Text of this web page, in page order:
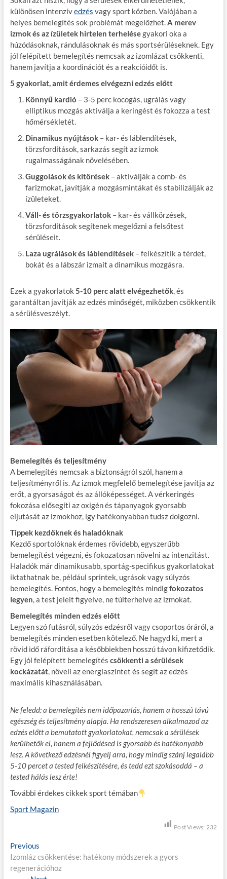
különösen intenzívedzés vagy sport közben. Valójában a
helyes bemelegítés sok problémát megelőzhet.A merev
izmok és az ízületek hirtelen terhelésegyakori oka a
húzódásoknak, rándulásoknak és más sportsérüléseknek. Egy
jól felépített bemelegítés nemcsak az izomlázat csökkenti,
hanem javítja a koordinációt és a reakcióidőt is.
5 gyakorlat, amit érdemes elvégezni edzés előtt
Könnyű kardió – 3-5 perc kocogás, ugrálás vagy
elliptikus mozgás aktiválja a keringést és fokozza a test
hőmérsékletét.
Dinamikus nyújtások– kar- és láblendítések,
törzsfordítások, sarkazás segít az izmok
rugalmasságának növelésében.
Guggolások és kitörések– aktiválják a comb- és
farizmokat, javítják a mozgásmintákat és stabilizálják az
ízületeket.
Váll- és törzsgyakorlatok– kar- és vállkörzések,
törzsfordítások segítenek megelőzni a felsőtest
sérüléseit.
Laza ugrálások és láblendítések– felkészítik a térdet,
bokát és a lábszár izmait a dinamikus mozgásra.
Ezek a gyakorlatok 5-10 perc alatt elvégezhetők, és
garantáltan javítják az edzés minőségét, miközben csökkentik
a sérülésveszélyt.
Bemelegítés és teljesítmény
A bemelegítés nemcsak a biztonságról szól, hanem a
teljesítményről is. Az izmok megfelelő bemelegítése javítja az
erőt, a gyorsaságot és az állóképességet. A vérkeringés
fokozása elősegíti az oxigén és tápanyagok gyorsabb
eljutását az izmokhoz, így hatékonyabban tudsz dolgozni.
Tippek kezdőknek és haladóknak
Kezdő sportolóknak érdemes rövidebb, egyszerűbb
bemelegítést végezni, és fokozatosan növelni az intenzitást.
Haladók már dinamikusabb, sportág-specifikus gyakorlatokat
iktathatnak be, például sprintek, ugrások vagy súlyzós
bemelegítés. Fontos, hogy a bemelegítés mindigfokozatos
legyen, a test jeleit figyelve, ne túlterhelve az izmokat.
Bemelegítés minden edzés előtt
Legyen szó futásról, súlyzós edzésről vagy csoportos óráról, a
bemelegítés minden esetben kötelező. Ne hagyd ki, mert a
rövid idő ráfordítása a későbbiekben hosszú távon kifizetődik.
Egy jól felépített bemelegítés csökkenti a sérülések
kockázatát, növeli az energiaszintet és segít az edzés
maximális kihasználásában.
Ne feledd: a bemelegítés nem időpazarlás, hanem a hosszú távú
egészség és teljesítmény alapja. Ha rendszeresen alkalmazod az
edzés előtt a bemutatott gyakorlatokat, nemcsak a sérülések
kerülhetők el, hanem a fejlődésed is gyorsabb és hatékonyabb
lesz. A következő edzésnél figyelj arra, hogy mindig szánj legalább
5-10 percet a tested felkészítésére, és tedd ezt szokásoddá – a
tested hálás lesz érte!
További érdekes cikkek sport témában
Sport Magazin
Post Views: 232
B
e
Previous
r
e
Izomláz csökkentése: hatékony módszerek a gyors
regenerációhoz